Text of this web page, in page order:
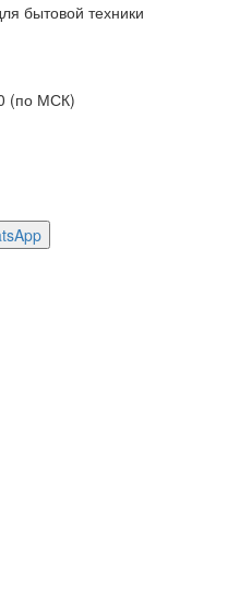
бытовой техники
(по МСК)